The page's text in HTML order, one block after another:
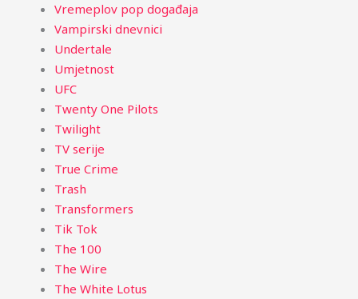
Vremeplov pop događaja
Vampirski dnevnici
Undertale
Umjetnost
UFC
Twenty One Pilots
Twilight
TV serije
True Crime
Trash
Transformers
Tik Tok
The 100
The Wire
The White Lotus